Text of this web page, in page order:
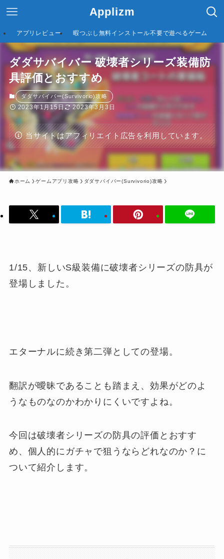
Applizm
アプリレビュー 暇つぶし無料インストール不要で遊べるゲーム
ダダサバイバー 破壊者シリーズ装備防
具評価とおすすめ
ダダサバイバー(Survivorio)攻略
2023年1月15日 2023年3月3日
当サイトはアフィリエイト広告を利用しています。
ホーム ゲームアプリ攻略 ダダサバイバー(Survivorio)攻略
1/15、新しいS級装備に破壊者シリーズの防具が
登場しました。
エターナルに続き第二弾としての登場。
翻訳が曖昧であることも踏まえ、効果がどのよ
うなものなのかわかりにくいですよね。
今回は破壊者シリーズの防具の評価とおすす
め、個人的にガチャで狙うならどれなのか？に
ついて紹介します。